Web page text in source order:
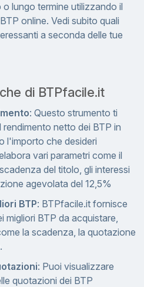
lungo termine utilizzando il
online. Vedi subito quali
a seconda delle tue
di BTPfacile.it
: Questo strumento ti
netto dei BTP in
l'importo che desideri
vari parametri come il
del titolo, gli interessi
agevolata del 12,5%
BTP: BTPfacile.it fornisce
migliori BTP da acquistare,
la scadenza, la quotazione
: Puoi visualizzare
quotazioni dei BTP